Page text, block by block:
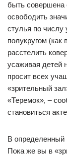
быть совершена
освободить
стулья по числу
полукругом
расстелить
усаживая детей
просит всех
«зрительный
«Теремок», –
становиться
В определенный
Пока же вы в